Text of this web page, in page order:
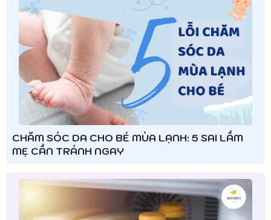
CHĂM SÓC DA CHO BÉ MÙA LẠNH: 5 SAI LẦM
MẸ CẦN TRÁNH NGAY